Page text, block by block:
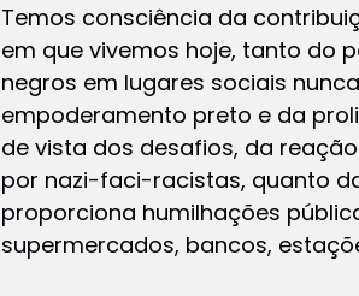
Temos consciência da
em que vivemos hoje, tanto do
negros em lugares sociais
empoderamento preto e da
de vista dos desafios, da
por nazi-faci-racistas, quanto
proporciona humilhações
supermercados, bancos,